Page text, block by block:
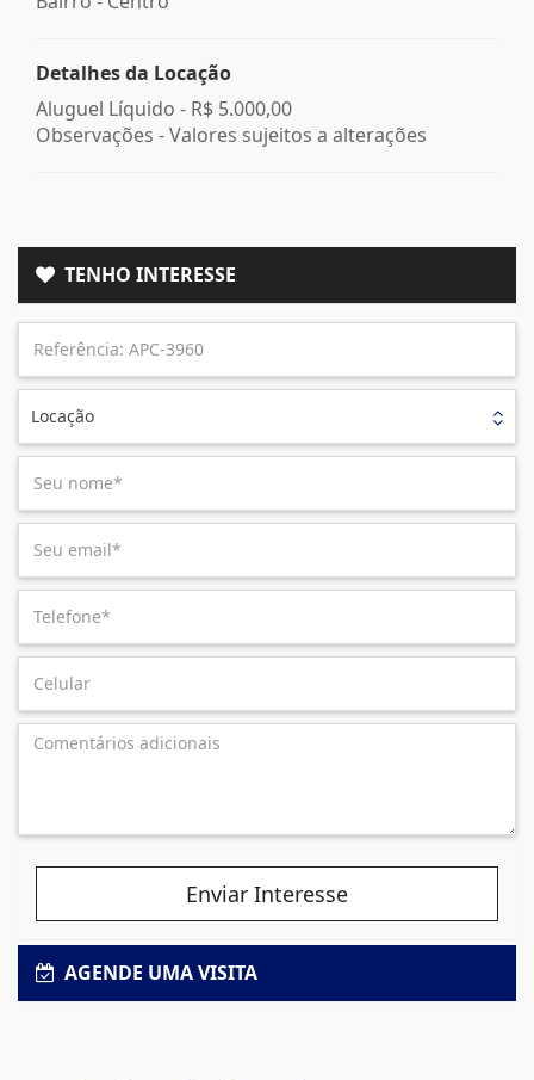
Detalhes da Locação
Aluguel Líquido - R$ 5.000,00
Observações - Valores sujeitos a alterações
TENHO INTERESSE
Locação
Enviar Interesse
AGENDE UMA VISITA